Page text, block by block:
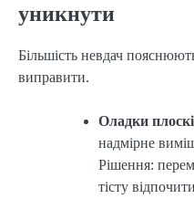
уникнути
Більшість невдач
виправити.
Оладки
надмірне
Рішення:
тісту